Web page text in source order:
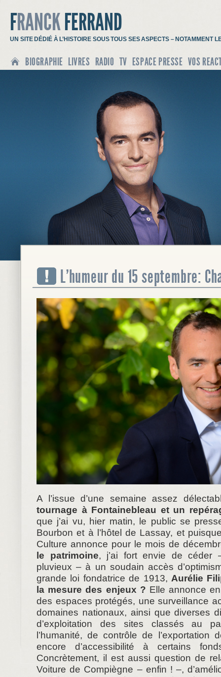
FRANCKFERRAND
UN SITE DÉDIÉ À L’HISTOIRE SOUS TOUS SES ASPECTS – NOTAMMENT
BIOGRAPHIE LIVRES RADIO TV ESPACE PRESSE VOS
L’humeur du 15 septembre:
A l’issue d’une semaine assez
tournage à Fontainebleau et un
que j’ai vu, hier matin, le public se
Bourbon et à l’hôtel de Lassay, et
Culture annonce pour le mois de
le patrimoine, j’ai fort envie de céder
pluvieux – à un soudain accès
grande loi fondatrice de 1913, Aurélie
la mesure des enjeux ? Elle annonce
des espaces protégés, une surveillance
domaines nationaux, ainsi que diverses
d’exploitation des sites classés au
l’humanité, de contrôle de l’exportation
encore d’accessibilité à certains
Concrètement, il est aussi question de
Voiture de Compiègne – enfin ! –,